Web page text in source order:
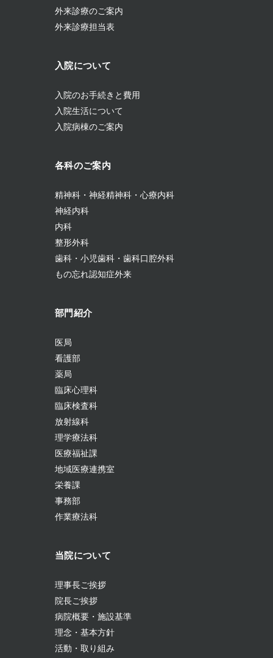
外来診療のご案内
外来診療担当表
入院について
入院のお手続きと費用
入院生活について
入院病棟のご案内
各科のご案内
精神科・神経精神科・心療内科
神経内科
内科
整形外科
歯科・小児歯科・歯科口腔外科
もの忘れ認知症外来
部門紹介
医局
看護部
薬局
臨床心理科
臨床検査科
放射線科
理学療法科
医療福祉課
地域医療連携室
栄養課
事務部
作業療法科
当院について
理事長ご挨拶
院長ご挨拶
病院概要・施設基準
理念・基本方針
活動・取り組み